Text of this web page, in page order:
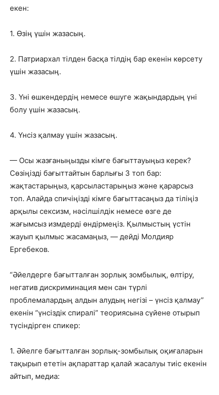
екен:
1. Өзің үшін жазасың.
2. Патриархал тілден басқа тілдің бар екенін көрсету
үшін жазасың.
3. Үні өшкендердің немесе өшуге жақындардың үні
болу үшін жазасың.
4. Үнсіз қалмау үшін жазасың.
— Осы жазғаныңызды кімге бағыттауыңыз керек?
Сөзіңізді бағыттайтын барлығы 3 топ бар:
жақтастарыңыз, қарсыластарыңыз және қарарсыз
топ. Алайда спичіңізді кімге бағыттасаңыз да тіліңіз
арқылы сексизм, нәсілшілдік немесе өзге де
жағымсыз измдерді өндірмеңіз. Қылмыстың үстін
жауып қылмыс жасамаңыз, — дейді Молдияр
Ергебеков.
“Әйелдерге бағытталған зорлық зомбылық, өлтіру,
негатив дискриминация мен сан түрлі
проблемалардың алдын алудың негізі – үнсіз қалмау”
екенін “үнсіздік спиралі” теориясына сүйене отырып
түсіндірген спикер:
1. Әйелге бағытталған зорлық-зомбылық оқиғаларын
тақырып ететін ақпараттар қалай жасалуы тиіс екенін
айтып, медиа: